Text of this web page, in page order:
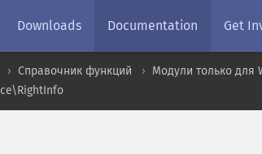
Downloads Documentation Get
Справочник функций Модули только для